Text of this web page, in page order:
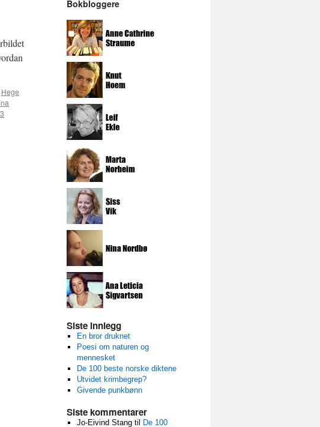
Hege
3
Bokbloggere
Siste innlegg
En bror druknet
Poesi om naturen og
mennesket
De 100 beste norske diktene
Utvidet krimbegrep?
Givende punkbønn
Siste kommentarer
Jo-Eivind Stangtil
De 100